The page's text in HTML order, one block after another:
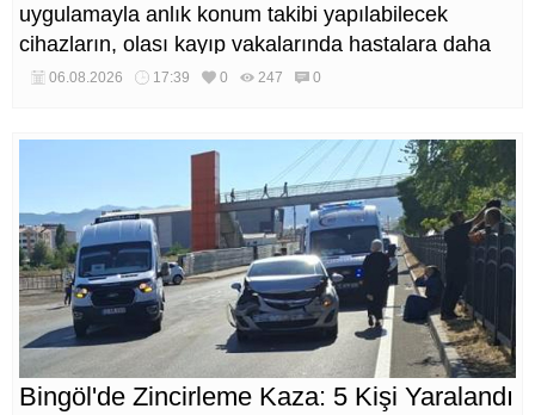
uygulamayla anlık konum takibi yapılabilecek
cihazların, olası kayıp vakalarında hastalara daha
kısa sürede ulaşılmasını sağlaması hedefleniyor.
06.08.2026 17:39 0 247 0
Bingöl'de Zincirleme Kaza: 5 Kişi Yaralandı